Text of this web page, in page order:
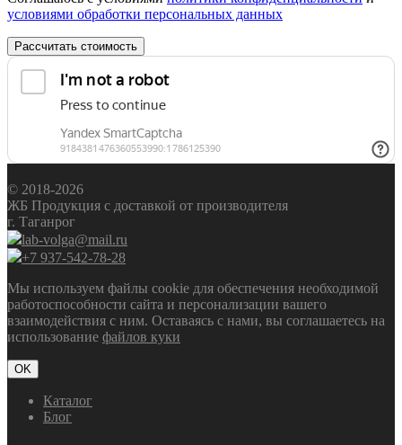
условиями обработки персональных данных
Рассчитать стоимость
© 2018-2026
ЖБ Продукция с доставкой от производителя
г. Таганрог
lab-volga@mail.ru
+7 937-542-78-28
Мы используем файлы cookie для обеспечения необходимой
работоспособности сайта и персонализации вашего
взаимодействия с ним. Оставаясь с нами, вы соглашаетесь на
использование файлов куки
OK
Каталог
Блог